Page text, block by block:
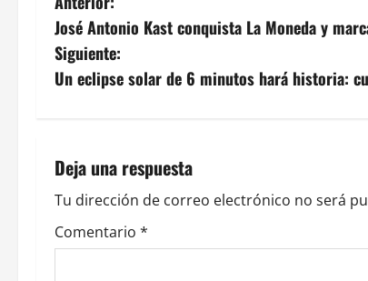
a
v
g
a
c
José Antonio Kast conquista La Moneda y
Siguiente:
Un eclipse solar de 6 minutos hará historia:
Deja una respuesta
Tu dirección de correo electrónico no será
Comentario *